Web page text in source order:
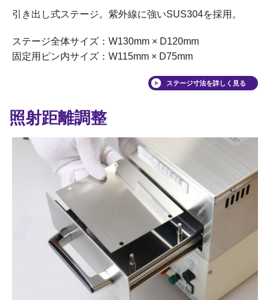
引き出し式ステージ。紫外線に強いSUS304を採用。
ステージ全体サイズ：W130mm × D120mm
固定用ピン内サイズ：W115mm × D75mm
ステージ寸法を詳しく見る
照射距離調整